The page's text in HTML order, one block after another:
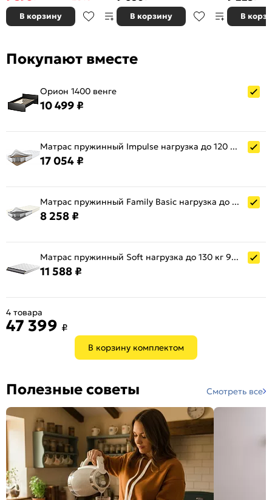
В корзину В корзину В
Покупают вместе
Орион 1400 венге
10 499 ₽
Матрас пружинный Impulse нагрузка до 120 кг 900x2000
17 054 ₽
Матрас пружинный Family Basic нагрузка до 110 кг 900x2000
8 258 ₽
Матрас пружинный Soft нагрузка до 130 кг 900x2000
11 588 ₽
В корзину комплектом
4 товара
47 399 ₽
Полезные советы Смотреть все